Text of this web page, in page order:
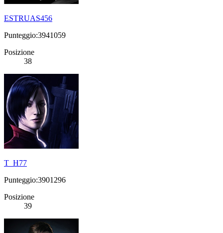
ESTRUAS456
Punteggio:3941059
Posizione
38
T_H77
Punteggio:3901296
Posizione
39